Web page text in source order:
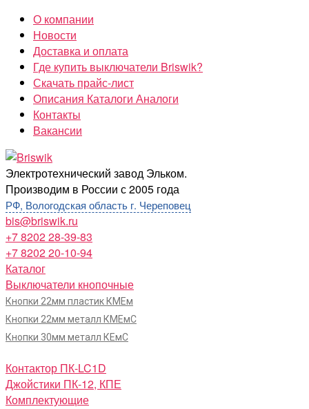
Перейти
содержимому
О компании
Новости
Доставка и оплата
Где купить выключатели Briswik?
Скачать прайс-лист
Описания Каталоги Аналоги
Контакты
Вакансии
Briswik
Электротехнический завод Эльком.
Производим в России с 2005 года
РФ, Вологодская область г. Череповец
bis@briswik.ru
+7 8202 28-39-83
+7 8202 20-10-94
Каталог
Выключатели кнопочные
Кнопки 22мм пластик КМЕм
Кнопки 22мм металл КМЕмС
Кнопки 30мм металл КЕмС
Контактор ПК-LC1D
Джойстики ПК-12, КПЕ
Комплектующие